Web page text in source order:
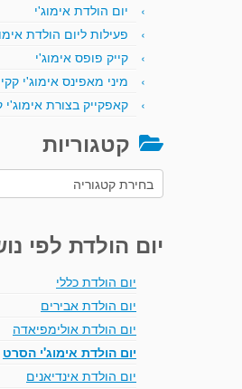
יום הולדת אימוג'י
פעילות ליום הולדת
קייק פופס אימוג'י
מיני מאפינס אימוג'י קקי
קאפקייק בצורת אימוג'י
קטגוריות
קטגוריות
יום הולדת לפי
יום הולדת כללי
יום הולדת אבירים
יום הולדת אולימפיאדה
יום הולדת אימוג'י הסרט
יום הולדת אינדיאנים